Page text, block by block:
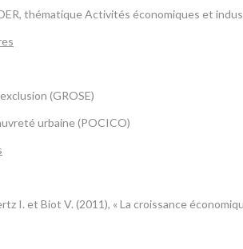
thématique Activités économiques et
(GROSE)
urbaine (POCICO)
I. et Biot V. (2011), « La croissance